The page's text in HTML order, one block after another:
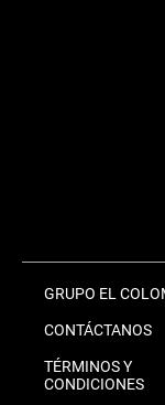
GRUPO EL
CONTÁCTANOS
TÉRMINOS Y
CONDICIONES